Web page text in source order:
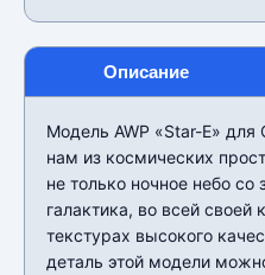
Описание
Модель AWP «Star-E» для
нам из космических
не только ночное небо со
галактика, во всей
текстурах высокого
деталь этой модели